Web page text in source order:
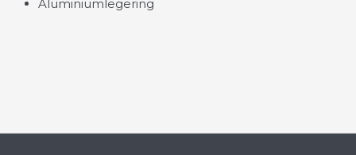
Aluminiumlegering